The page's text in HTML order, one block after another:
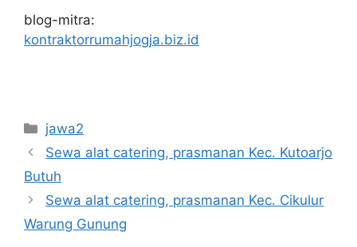
blog-mitra:
kontraktorrumahjogja.biz.id
Categories
jawa2
Sewa alat catering, prasmanan Kec. Kutoarjo
Butuh
Sewa alat catering, prasmanan Kec. Cikulur
Warung Gunung